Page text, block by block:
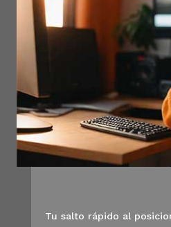
Tu salto rápido al